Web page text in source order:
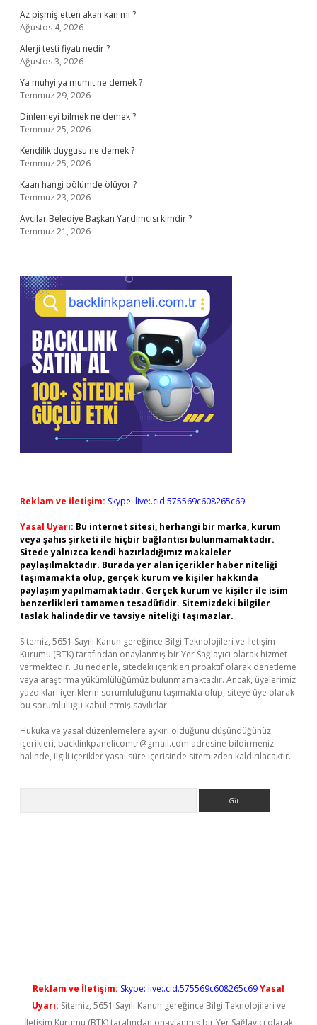
Az pişmiş etten akan kan mı ?
Ağustos 4, 2026
Alerji testi fiyatı nedir ?
Ağustos 3, 2026
Ya muhyi ya mumit ne demek ?
Temmuz 29, 2026
Dinlemeyi bilmek ne demek ?
Temmuz 25, 2026
Kendilik duygusu ne demek ?
Temmuz 25, 2026
Kaan hangi bölümde ölüyor ?
Temmuz 23, 2026
Avcılar Belediye Başkan Yardımcısı kimdir ?
Temmuz 21, 2026
Reklam ve İletişim: Skype: live:.cid.575569c608265c69
Yasal Uyarı: Bu internet sitesi, herhangi bir marka, kurum
veya şahıs şirketi ile hiçbir bağlantısı bulunmamaktadır.
Sitede yalnızca kendi hazırladığımız makaleler
paylaşılmaktadır. Burada yer alan içerikler haber niteliği
taşımamakta olup, gerçek kurum ve kişiler hakkında
paylaşım yapılmamaktadır. Gerçek kurum ve kişiler ile isim
benzerlikleri tamamen tesadüfidir. Sitemizdeki bilgiler
taslak halindedir ve tavsiye niteliği taşımazlar.
Sitemiz, 5651 Sayılı Kanun gereğince Bilgi Teknolojileri ve İletişim
Kurumu (BTK) tarafından onaylanmış bir Yer Sağlayıcı olarak hizmet
vermektedir. Bu nedenle, sitedeki içerikleri proaktif olarak denetleme
veya araştırma yükümlülüğümüz bulunmamaktadır. Ancak, üyelerimiz
yazdıkları içeriklerin sorumluluğunu taşımakta olup, siteye üye olarak
bu sorumluluğu kabul etmiş sayılırlar.
Hukuka ve yasal düzenlemelere aykırı olduğunu düşündüğünüz
içerikleri, backlinkpanelicomtr@gmail.com adresine bildirmeniz
halinde, ilgili içerikler yasal süre içerisinde sitemizden kaldırılacaktır.
Reklam ve İletişim: Skype: live:.cid.575569c608265c69Yasal
Uyarı: Sitemiz, 5651 Sayılı Kanun gereğince Bilgi Teknolojileri ve
İletişim Kurumu (BTK) tarafından onaylanmış bir Yer Sağlayıcı olarak